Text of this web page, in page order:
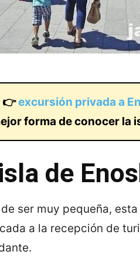
👉excursión privada a
forma de conocer la
de
ser muy pequeña,
a la recepción de